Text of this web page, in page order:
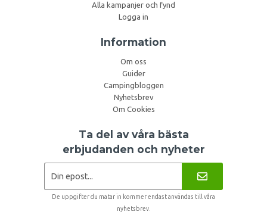
Alla kampanjer och fynd
Logga in
Information
Om oss
Guider
Campingbloggen
Nyhetsbrev
Om Cookies
Ta del av våra bästa
erbjudanden och nyheter
De uppgifter du matar in kommer endast användas till våra
nyhetsbrev.